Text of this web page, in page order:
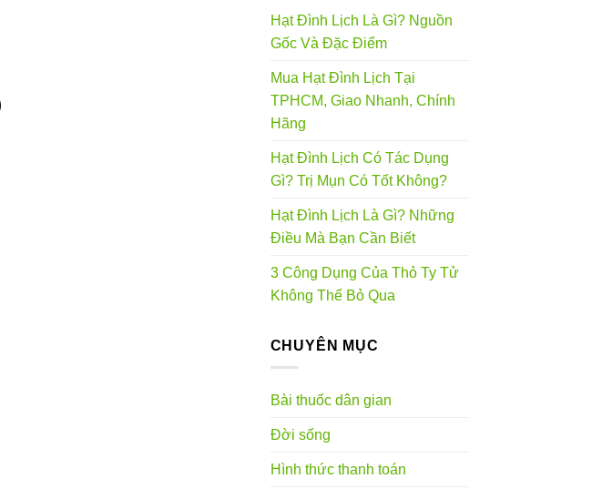
Hạt Đình Lịch Là Gì? Nguồn
Gốc Và Đặc Điểm
Mua Hạt Đình Lịch Tại
TPHCM, Giao Nhanh, Chính
Hãng
Hạt Đình Lịch Có Tác Dụng
Gì? Trị Mụn Có Tốt Không?
Hạt Đình Lịch Là Gì? Những
Điều Mà Bạn Cần Biết
3 Công Dụng Của Thỏ Ty Tử
Không Thể Bỏ Qua
CHUYÊN MỤC
Bài thuốc dân gian
Đời sống
Hình thức thanh toán